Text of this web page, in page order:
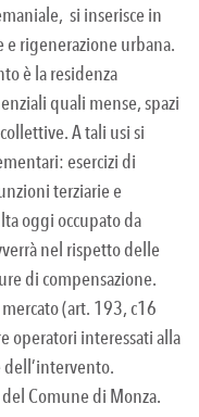
si inserisce in
e rigenerazione urbana.
è la residenza
quali mense, spazi
A tali usi si
esercizi di
terziarie e
oggi occupato da
nel rispetto delle
di compensazione.
(art. 193, c16
operatori interessati alla
Comune di Monza.